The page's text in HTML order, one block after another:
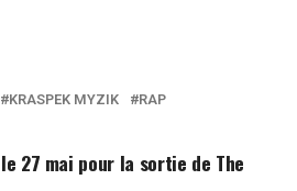
KRASPEK MYZIK RAP
27 mai pour la sortie de The